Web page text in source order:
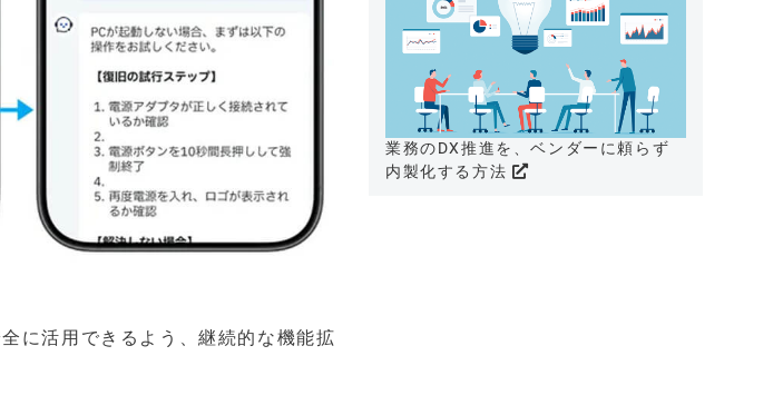
に活用できるよう、継続的な機能拡
業務のDX推進を、ベンダーに頼らず
内製化する方法